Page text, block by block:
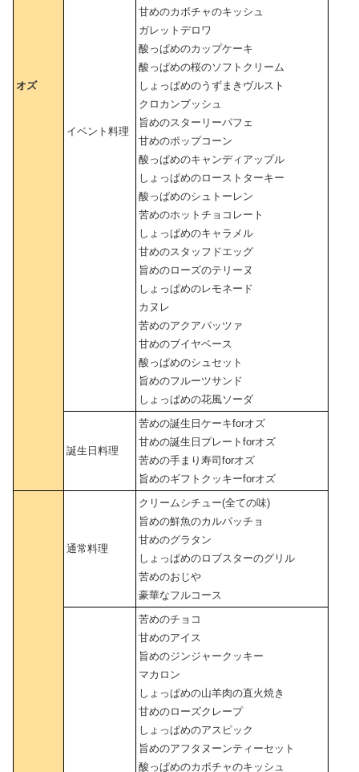
オズ
イベント料理
甘めのカボチャのキッシュ
ガレットデロワ
酸っぱめのカップケーキ
酸っぱめの桜のソフトクリーム
しょっぱめのうずまきヴルスト
クロカンブッシュ
旨めのスターリーパフェ
甘めのポップコーン
酸っぱめのキャンディアップル
しょっぱめのローストターキー
酸っぱめのシュトーレン
苦めのホットチョコレート
しょっぱめのキャラメル
甘めのスタッフドエッグ
旨めのローズのテリーヌ
しょっぱめのレモネード
カヌレ
苦めのアクアパッツァ
甘めのブイヤベース
酸っぱめのシュセット
旨めのフルーツサンド
しょっぱめの花風ソーダ
誕生日料理
苦めの誕生日ケーキforオズ
甘めの誕生日プレートforオズ
苦めの手まり寿司forオズ
旨めのギフトクッキーforオズ
通常料理
クリームシチュー(全ての味)
旨めの鮮魚のカルパッチョ
甘めのグラタン
しょっぱめのロブスターのグリル
苦めのおじや
豪華なフルコース
苦めのチョコ
甘めのアイス
旨めのジンジャークッキー
マカロン
しょっぱめの山羊肉の直火焼き
甘めのローズクレープ
しょっぱめのアスピック
旨めのアフタヌーンティーセット
酸っぱめのカボチャのキッシュ